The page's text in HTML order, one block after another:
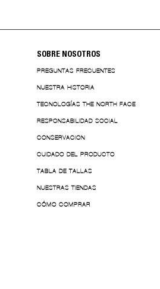
SOBRE NOSOTROS
PREGUNTAS FRECUENTES
NUESTRA HISTORIA
TECNOLOGÍAS THE NORTH FACE
RESPONSABILIDAD SOCIAL
CONSERVACION
CUIDADO DEL PRODUCTO
TABLA DE TALLAS
NUESTRAS TIENDAS
CÓMO COMPRAR